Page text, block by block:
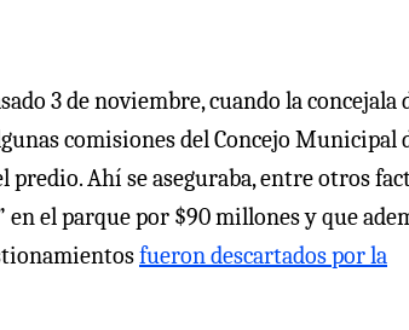
3 de noviembre, cuando la concejala
comisiones del Concejo Municipal
Ahí se aseguraba, entre otros
el parque por $90 millones y que
fueron descartados por la